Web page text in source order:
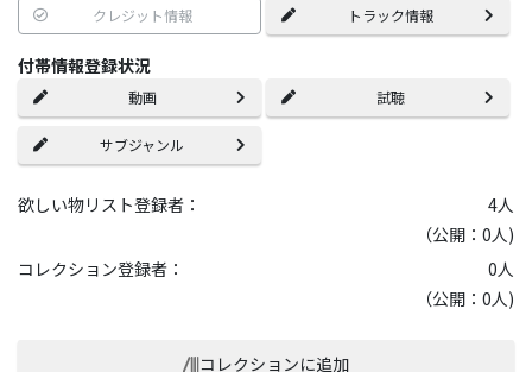
クレジット情報 トラック情報
付帯情報登録状況
動画 試聴
サブジャンル
欲しい物リスト登録者： 4人
（公開：0人)
コレクション登録者：
0人
（公開：0人)
コレクションに追加